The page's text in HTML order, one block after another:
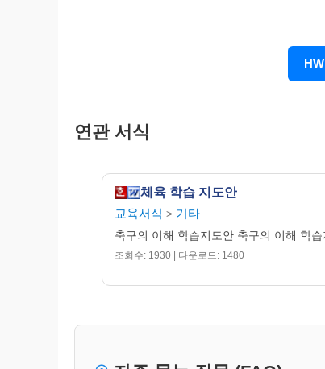
․1863년 영국의 풋볼협회가 경기규칙 제
․1904년 국제축구연맹(FIFA) 창설
․우리나라에는 삼국시대에 현재의 축구
․1900년대 외국인 선교사에 의해 우리나
연관 서식
체육 학습 지도안
교육서식 > 기타
축구의 이해 학습지도안 축구의 이해 학
조회수: 1930 | 다운로드: 1480